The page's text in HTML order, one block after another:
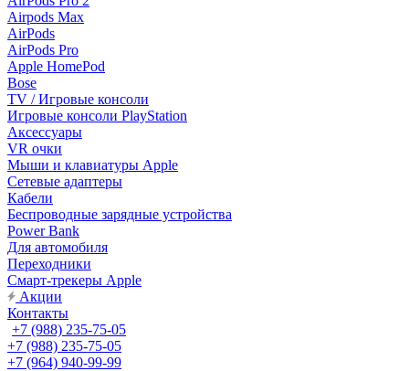
Airpods Max
AirPods
AirPods Pro
Apple HomePod
Bose
TV / Игровые консоли
Игровые консоли PlayStation
Аксессуары
VR очки
Мыши и клавиатуры Apple
Сетевые адаптеры
Кабели
Беспроводные зарядные устройства
Power Bank
Для автомобиля
Переходники
Смарт-трекеры Apple
Акции
Контакты
+7 (988) 235-75-05
+7 (988) 235-75-05
+7 (964) 940-99-99